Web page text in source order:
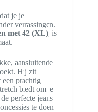
je je
verrassingen.
met 42 (XL), is
aansluitende
Hij zit
een prachtig
biedt om je
perfecte jeans
te doen